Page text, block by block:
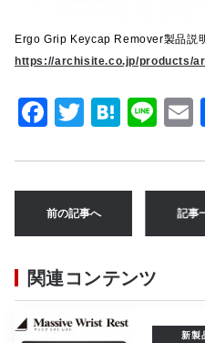
Ergo Grip Keycap Remover製品説
https://archisite.co.jp/products/
F
c
e
b
o
k
T
it
te
r
H
e
n
a
Li
e
l
前の記事へ 記事
関連コンテンツ
新製